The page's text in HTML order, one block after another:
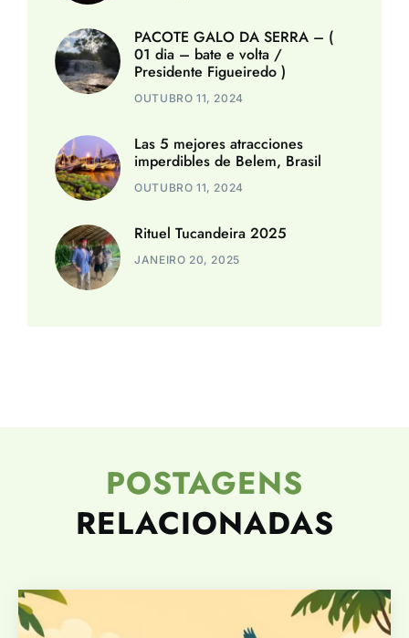
PACOTE GALO DA SERRA – (
01 dia – bate e volta /
Presidente Figueiredo )
OUTUBRO 11, 2024
Las 5 mejores atracciones
imperdibles de Belem, Brasil
OUTUBRO 11, 2024
Rituel Tucandeira 2025
JANEIRO 20, 2025
POSTAGENS
RELACIONADAS